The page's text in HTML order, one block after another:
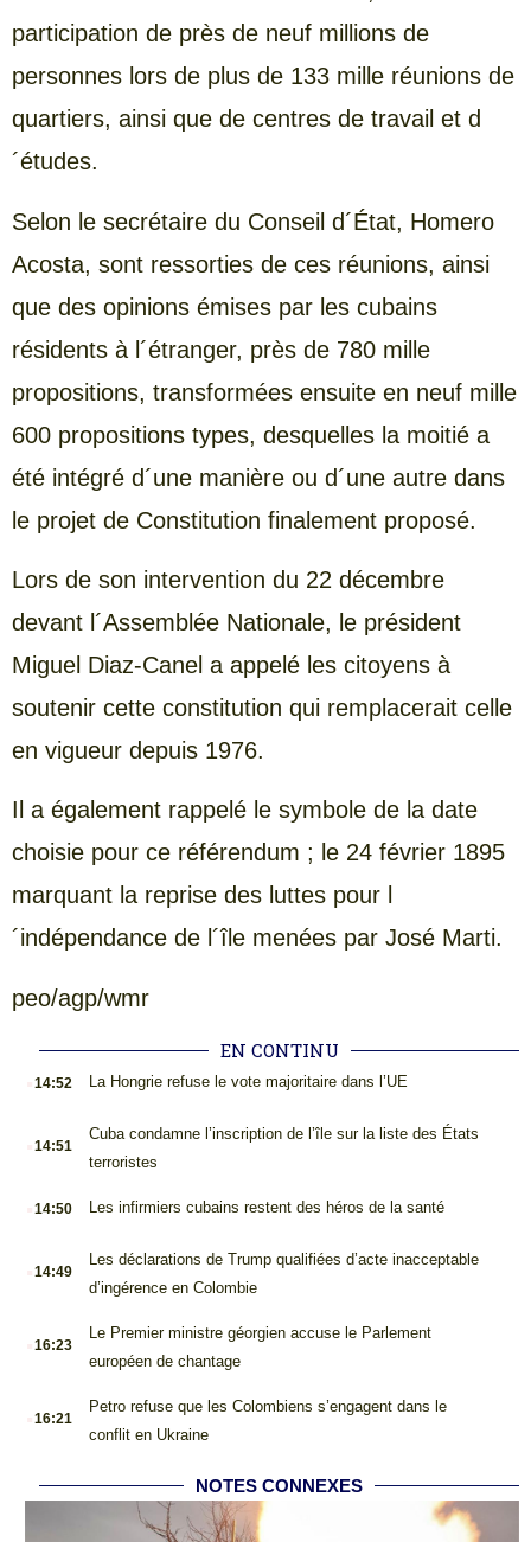
participation de près de neuf millions de
personnes lors de plus de 133 mille réunions de
quartiers, ainsi que de centres de travail et d
´études.
Selon le secrétaire du Conseil d´État, Homero
Acosta, sont ressorties de ces réunions, ainsi
que des opinions émises par les cubains
résidents à l´étranger, près de 780 mille
propositions, transformées ensuite en neuf mille
600 propositions types, desquelles la moitié a
été intégré d´une manière ou d´une autre dans
le projet de Constitution finalement proposé.
Lors de son intervention du 22 décembre
devant l´Assemblée Nationale, le président
Miguel Diaz-Canel a appelé les citoyens à
soutenir cette constitution qui remplacerait celle
en vigueur depuis 1976.
Il a également rappelé le symbole de la date
choisie pour ce référendum ; le 24 février 1895
marquant la reprise des luttes pour l
´indépendance de l´île menées par José Marti.
peo/agp/wmr
EN CONTINU
14:52 La Hongrie refuse le vote majoritaire dans l’UE
14:51
Cuba condamne l’inscription de l’île sur la liste des États
terroristes
14:50 Les infirmiers cubains restent des héros de la santé
14:49
Les déclarations de Trump qualifiées d’acte inacceptable
d’ingérence en Colombie
16:23
Le Premier ministre géorgien accuse le Parlement
européen de chantage
16:21
Petro refuse que les Colombiens s’engagent dans le
conflit en Ukraine
NOTES CONNEXES